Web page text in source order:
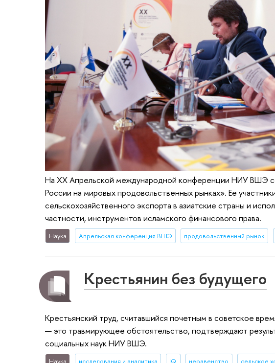
На XX Апрельской международной конференции НИУ ВШЭ
России на мировых продовольственных рынках». Ее
сельскохозяйственного экспорта в азиатские страны и
частности, инструментов исламского финансового права.
Наука Апрельская конференция ВШЭ продовольственный рынок
Крестьянин без будущего
Крестьянский труд, считавшийся почетным в советское
— это травмирующее обстоятельство, подтверждают
социальных наук НИУ ВШЭ.
Наука исследования и аналитика IQ неравенство сельское